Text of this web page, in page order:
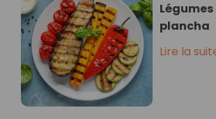
plancha
Lire la